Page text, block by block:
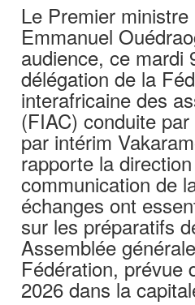
‎Le Premier
Emmanuel
audience, ce mardi
délégation de la
interafricaine des
(FIAC) conduite
par intérim
rapporte la
communication de
échanges ont
sur les préparatifs
Assemblée
Fédération, prévue
2026 dans la